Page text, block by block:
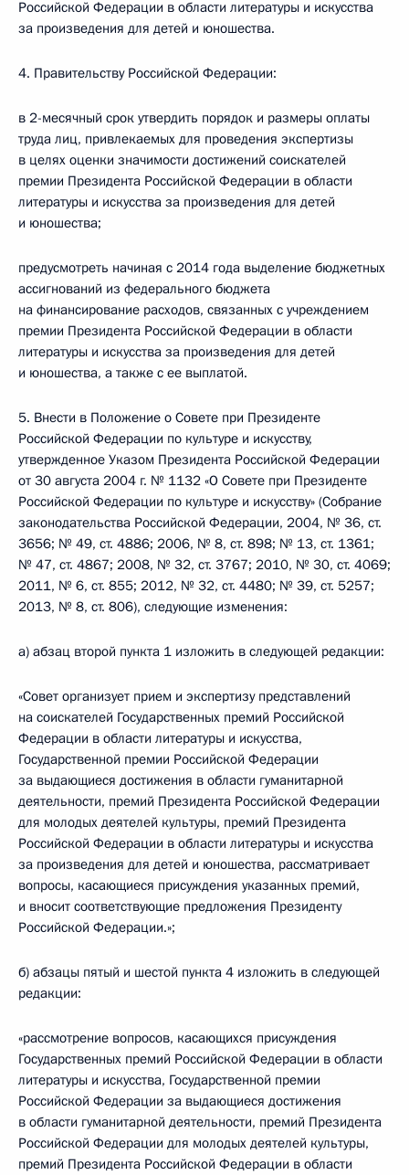
Российской Федерации в области литературы и искусства
за произведения для детей и юношества.
4. Правительству Российской Федерации:
в 2-месячный срок утвердить порядок и размеры оплаты
труда лиц, привлекаемых для проведения экспертизы
в целях оценки значимости достижений соискателей
премии Президента Российской Федерации в области
литературы и искусства за произведения для детей
и юношества;
предусмотреть начиная с 2014 года выделение бюджетных
ассигнований из федерального бюджета
на финансирование расходов, связанных с учреждением
премии Президента Российской Федерации в области
литературы и искусства за произведения для детей
и юношества, а также с ее выплатой.
5. Внести в Положение о Совете при Президенте
Российской Федерации по культуре и искусству,
утвержденное Указом Президента Российской Федерации
от 30 августа 2004 г. № 1132 «О Совете при Президенте
Российской Федерации по культуре и искусству» (Собрание
законодательства Российской Федерации, 2004, № 36, ст.
3656; № 49, ст. 4886; 2006, № 8, ст. 898; № 13, ст. 1361;
№ 47, ст. 4867; 2008, № 32, ст. 3767; 2010, № 30, ст. 4069;
2011, № 6, ст. 855; 2012, № 32, ст. 4480; № 39, ст. 5257;
2013, № 8, ст. 806), следующие изменения:
а) абзац второй пункта 1 изложить в следующей редакции:
«Совет организует прием и экспертизу представлений
на соискателей Государственных премий Российской
Федерации в области литературы и искусства,
Государственной премии Российской Федерации
за выдающиеся достижения в области гуманитарной
деятельности, премий Президента Российской Федерации
для молодых деятелей культуры, премий Президента
Российской Федерации в области литературы и искусства
за произведения для детей и юношества, рассматривает
вопросы, касающиеся присуждения указанных премий,
и вносит соответствующие предложения Президенту
Российской Федерации.»;
б) абзацы пятый и шестой пункта 4 изложить в следующей
редакции:
«рассмотрение вопросов, касающихся присуждения
Государственных премий Российской Федерации в области
литературы и искусства, Государственной премии
Российской Федерации за выдающиеся достижения
в области гуманитарной деятельности, премий Президента
Российской Федерации для молодых деятелей культуры,
премий Президента Российской Федерации в области